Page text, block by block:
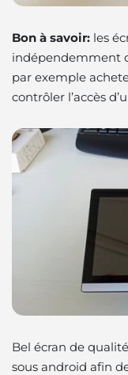
Bon à savoir: les
indépendemment
par exemple
contrôler l’accès
Bel écran de
sous android afin